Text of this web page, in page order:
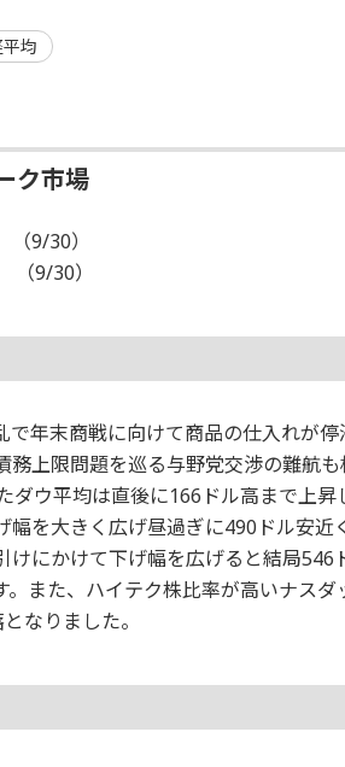
平均
ク市場
9/30）
9/30）
年末商戦に向けて商品の仕入れが
上限問題を巡る与野党交渉の難航
ダウ平均は直後に166ドル高まで上
幅を大きく広げ昼過ぎに490ドル安近
けにかけて下げ幅を広げると結局546
また、ハイテク株比率が高いナス
なりました。